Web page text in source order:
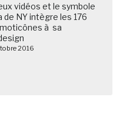
vidéos et le symbole
de NY intègre les 176
à sa
2016